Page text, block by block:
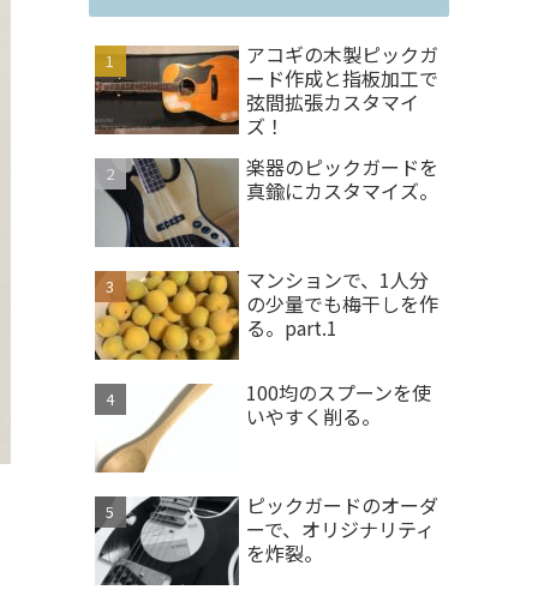
アコギの木製ピックガ
ード作成と指板加工で
弦間拡張カスタマイ
ズ！
楽器のピックガードを
真鍮にカスタマイズ。
マンションで、1人分
の少量でも梅干しを作
る。part.1
100均のスプーンを使
いやすく削る。
ピックガードのオーダ
ーで、オリジナリティ
を炸裂。